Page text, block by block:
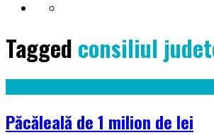
Tagged consiliul
Păcăleală de 1 milion de lei